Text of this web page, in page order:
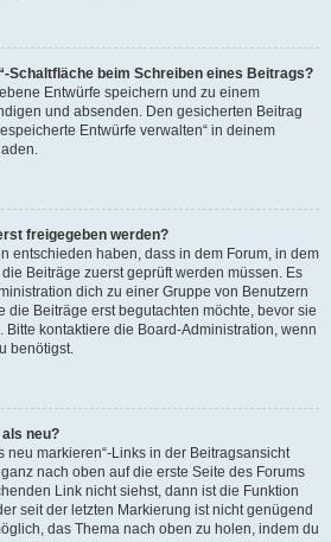
Schaltfläche beim Schreiben eines Beitrags?
Entwürfe speichern und zu einem
und absenden. Den gesicherten Beitrag
Entwürfe verwalten“ in deinem
freigegeben werden?
entschieden haben, dass in dem Forum, in dem
Beiträge zuerst geprüft werden müssen. Es
dich zu einer Gruppe von Benutzern
die Beiträge erst begutachten möchte, bevor sie
Bitte kontaktiere die Board-Administration, wenn
benötigst.
neu?
neu markieren“-Links in der Beitragsansicht
nach oben auf die erste Seite des Forums
Link nicht siehst, dann ist die Funktion
seit der letzten Markierung ist nicht genügend
das Thema nach oben zu holen, indem du